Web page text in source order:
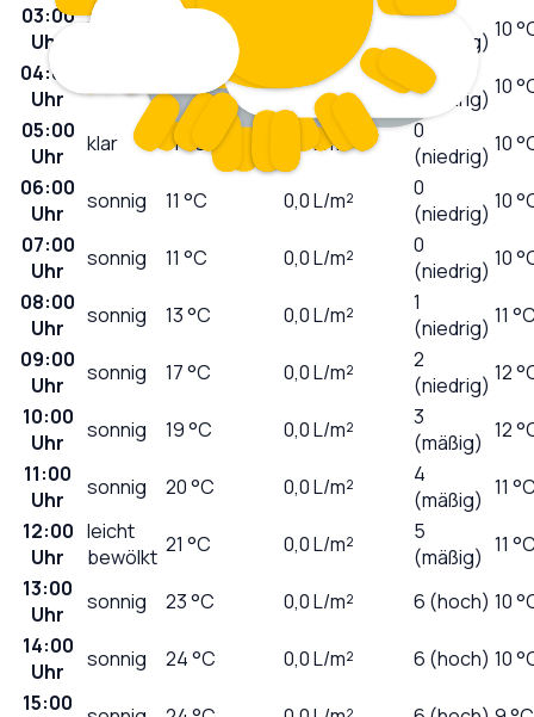
03:00
Uhr
klar
0
(niedrig) 10
04:00
Uhr
°C 0,0L/m²
(niedrig) 10
05:00
Uhr
klar 11°C 0,0L/m²
0
(niedrig) 10
06:00
Uhr
sonnig 11 °C 0,0L/m²
0
(niedrig) 10
07:00
Uhr
sonnig 11 °C 0,0L/m²
0
(niedrig) 10
08:00
Uhr
sonnig 13°C 0,0L/m²
1
(niedrig) 11
09:00
Uhr
sonnig 17°C 0,0L/m²
2
(niedrig) 12
10:00
Uhr
sonnig 19°C 0,0L/m²
3
(mäßig) 12
11:00
Uhr
sonnig 20°C 0,0L/m²
4
(mäßig) 11
12:00
Uhr
leicht
bewölkt 21 °C 0,0L/m²
5
(mäßig) 11
13:00
Uhr
sonnig 23°C 0,0L/m² 6 (hoch) 10
14:00
Uhr
sonnig 24°C 0,0L/m² 6 (hoch) 10
15:00